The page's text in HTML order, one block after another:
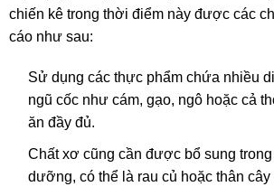
chiến kê trong thời điểm này được các
cáo như sau:
Sử dụng các thực phẩm chứa nhiều
ngũ cốc như cám, gạo, ngô hoặc cả
ăn đầy đủ.
Chất xơ cũng cần được bổ sung
dưỡng, có thể là rau củ hoặc thân cây